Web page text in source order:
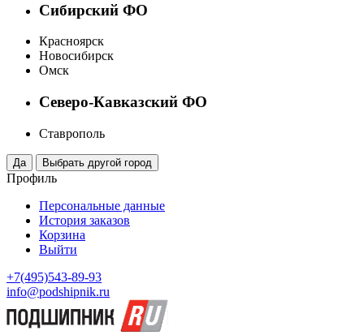
Сибирский ФО
Красноярск
Новосибирск
Омск
Северо-Кавказский ФО
Ставрополь
Профиль
Персональные данные
История заказов
Корзина
Выйти
+7(495)543-89-93
info@podshipnik.ru